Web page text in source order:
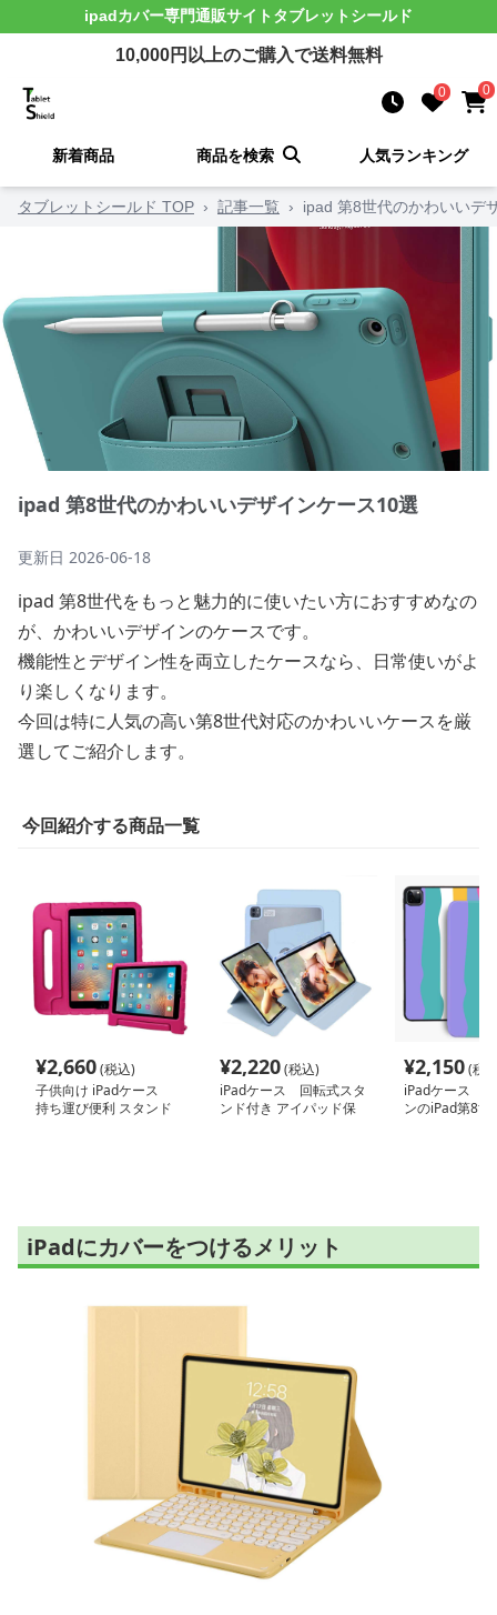
ipadカバー専門通販サイト タブレットシールド
10,000円以上のご購入で送料無料
0 0
新着商品 商品を検索 人気ランキング
タブレットシールド TOP › 記事一覧 › ipad 第8世代のかわいいデ
ipad 第8世代のかわいいデザインケース10選
更新日 2026-06-18
ipad 第8世代をもっと魅力的に使いたい方におすすめなの
が、かわいいデザインのケースです。
機能性とデザイン性を両立したケースなら、日常使いがよ
り楽しくなります。
今回は特に人気の高い第8世代対応のかわいいケースを厳
選してご紹介します。
今回紹介する商品一覧
¥2,660(税込)
子供向け iPadケース
持ち運び便利 スタンド
¥2,220(税込)
iPadケース 回転式スタ
ンド付き アイパッド保
¥2,150(税
iPadケース
ンのiPad第8世
iPadにカバーをつけるメリット